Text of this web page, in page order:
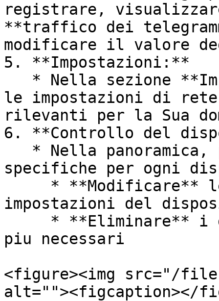
registrare,
**traffico dei
modificare il valore
5. **Impostazioni:**
le impostazioni di rete
rilevanti per la Sua
6. **Controllo del
specifiche per ogni
impostazioni del
piu necessari
<figure><img src="/files/
alt=""><figcaption></